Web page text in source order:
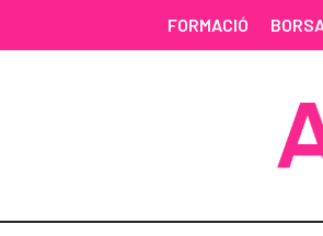
FORMACIÓ